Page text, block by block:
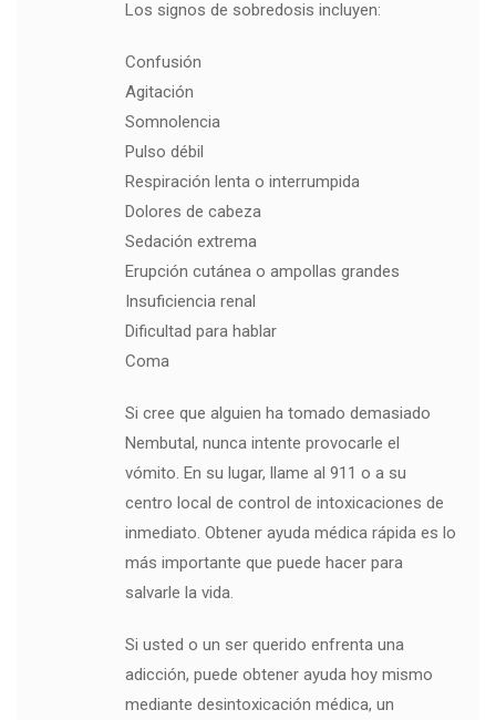
Los signos de sobredosis incluyen:
Confusión
Agitación
Somnolencia
Pulso débil
Respiración lenta o interrumpida
Dolores de cabeza
Sedación extrema
Erupción cutánea o ampollas grandes
Insuficiencia renal
Dificultad para hablar
Coma
Si cree que alguien ha tomado demasiado
Nembutal, nunca intente provocarle el
vómito. En su lugar, llame al 911 o a su
centro local de control de intoxicaciones de
inmediato. Obtener ayuda médica rápida es lo
más importante que puede hacer para
salvarle la vida.
Si usted o un ser querido enfrenta una
adicción, puede obtener ayuda hoy mismo
mediante desintoxicación médica, un